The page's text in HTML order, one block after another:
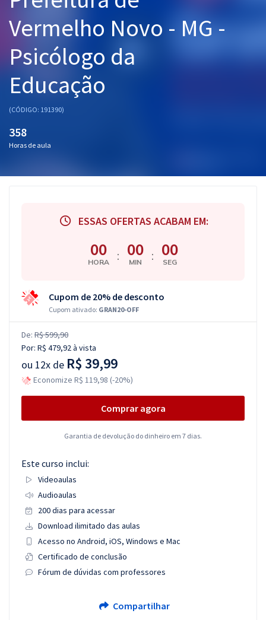
Graduação
OAB
Mentorias
Conteúdo gratuito
Atendimento
Vermelho Novo - MG -
Psicólogo da
Educação
(CÓDIGO: 191390)
358
Horas de aula
ESSAS OFERTAS ACABAM EM:
00
HORA : 00
MIN : 00
SEG
Cupom de 20% de desconto
Cupom ativado: GRAN20-OFF
De: R$ 599,90
Por: R$ 479,92à vista
ou 12x de R$ 39,99
Economize R$ 119,98 (-20%)
Comprar agora
Garantia de devolução do dinheiro em 7 dias.
Este curso inclui:
Videoaulas
Audioaulas
200 dias para acessar
Download ilimitado das aulas
Acesso no Android, iOS, Windows e Mac
Certificado de conclusão
Fórum de dúvidas com professores
Compartilhar